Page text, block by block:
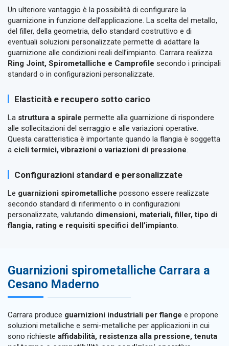
Un ulteriore vantaggio è la possibilità di configurare la
guarnizione in funzione dell’applicazione. La scelta del metallo,
del filler, della geometria, dello standard costruttivo e di
eventuali soluzioni personalizzate permette di adattare la
guarnizione alle condizioni reali dell’impianto. Carrara realizza
Ring Joint, Spirometalliche e Camprofile secondo i principali
standard o in configurazioni personalizzate.
Elasticità e recupero sotto carico
La struttura a spirale permette alla guarnizione di rispondere
alle sollecitazioni del serraggio e alle variazioni operative.
Questa caratteristica è importante quando la flangia è soggetta
a cicli termici, vibrazioni o variazioni di pressione.
Configurazioni standard e personalizzate
Le guarnizioni spirometalliche possono essere realizzate
secondo standard di riferimento o in configurazioni
personalizzate, valutando dimensioni, materiali, filler, tipo di
flangia, rating e requisiti specifici dell’impianto.
Guarnizioni spirometalliche Carrara a
Cesano Maderno
Carrara produce guarnizioni industriali per flange e propone
soluzioni metalliche e semi-metalliche per applicazioni in cui
sono richieste affidabilità, resistenza alla pressione, tenuta